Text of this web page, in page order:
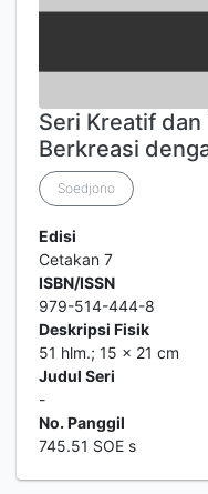
Seri Kreatif dan
Berkreasi
Soedjono
Edisi
Cetakan 7
ISBN/ISSN
979-514-444-8
Deskripsi Fisik
51 hlm.; 15 x 21 cm
Judul Seri
-
No. Panggil
745.51 SOE s